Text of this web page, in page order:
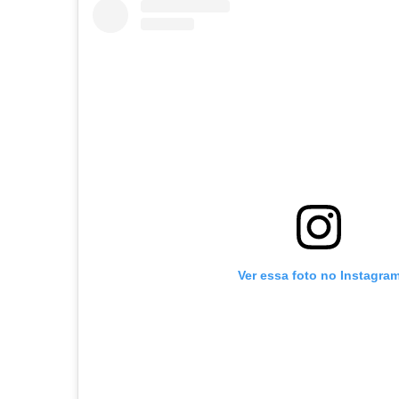
Ver essa foto no